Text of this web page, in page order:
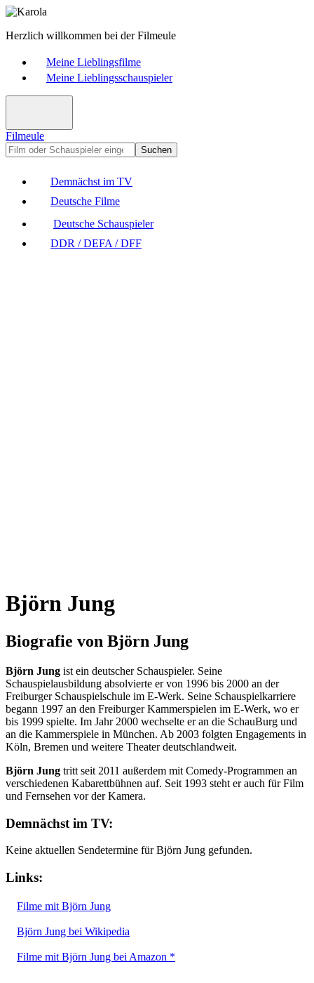
Herzlich willkommen bei der Filmeule
Meine Lieblingsfilme
Meine Lieblingsschauspieler
Filmeule
Suchen
Demnächst im TV
Deutsche Filme
Deutsche Schauspieler
DDR / DEFA / DFF
Björn Jung
Biografie von Björn Jung
Björn Jung ist ein deutscher Schauspieler. Seine
Schauspielausbildung absolvierte er von 1996 bis 2000 an der
Freiburger Schauspielschule im E-Werk. Seine Schauspielkarriere
begann 1997 an den Freiburger Kammerspielen im E-Werk, wo er
bis 1999 spielte. Im Jahr 2000 wechselte er an die SchauBurg und
an die Kammerspiele in München. Ab 2003 folgten Engagements in
Köln, Bremen und weitere Theater deutschlandweit.
Björn Jung tritt seit 2011 außerdem mit Comedy-Programmen an
verschiedenen Kabarettbühnen auf. Seit 1993 steht er auch für Film
und Fernsehen vor der Kamera.
Demnächst im TV:
Keine aktuellen Sendetermine für Björn Jung gefunden.
Links:
Filme mit Björn Jung
Björn Jung bei Wikipedia
Filme mit Björn Jung bei Amazon *